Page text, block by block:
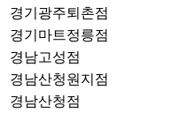
경기광주퇴촌점
경기마트정릉점
경남고성점
경남산청원지점
경남산청점